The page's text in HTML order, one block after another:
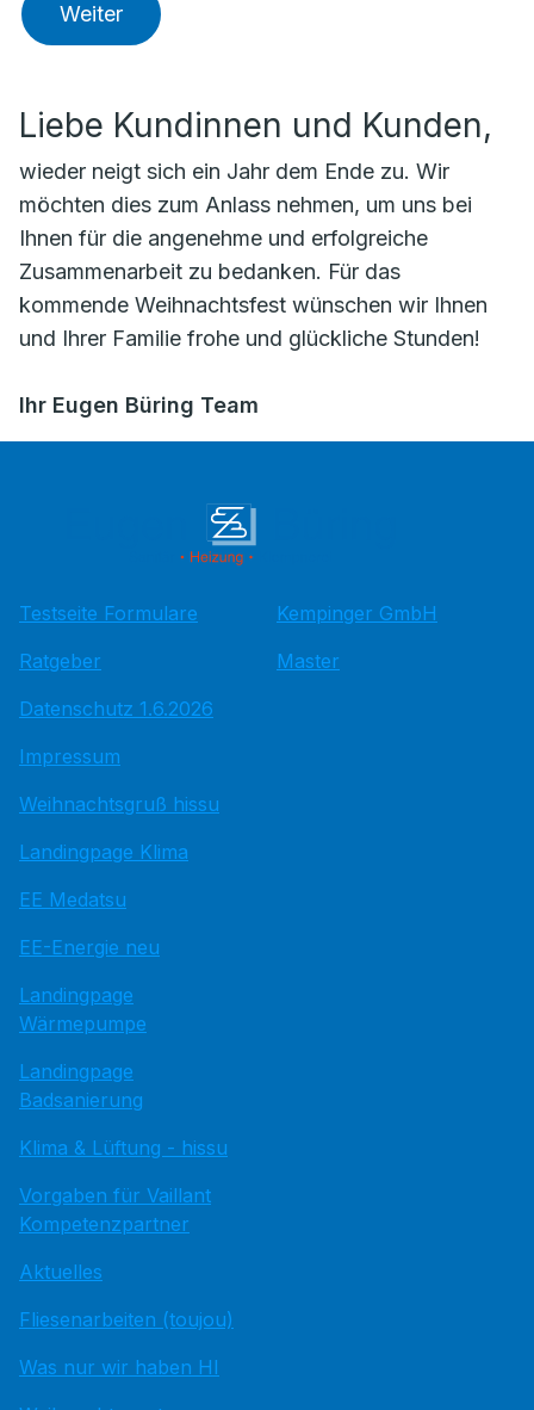
Weiter
Liebe Kundinnen und Kunden,
wieder neigt sich ein Jahr dem Ende zu. Wir
möchten dies zum Anlass nehmen, um uns bei
Ihnen für die angenehme und erfolgreiche
Zusammenarbeit zu bedanken. Für das
kommende Weihnachtsfest wünschen wir Ihnen
und Ihrer Familie frohe und glückliche Stunden!
Ihr Eugen Büring Team
Testseite Formulare
Ratgeber
Datenschutz 1.6.2026
Impressum
Weihnachtsgruß hissu
Landingpage Klima
EE Medatsu
EE-Energie neu
Landingpage
Wärmepumpe
Landingpage
Badsanierung
Klima & Lüftung - hissu
Vorgaben für Vaillant
Kompetenzpartner
Aktuelles
Fliesenarbeiten (toujou)
Was nur wir haben HI
Kempinger GmbH
Master